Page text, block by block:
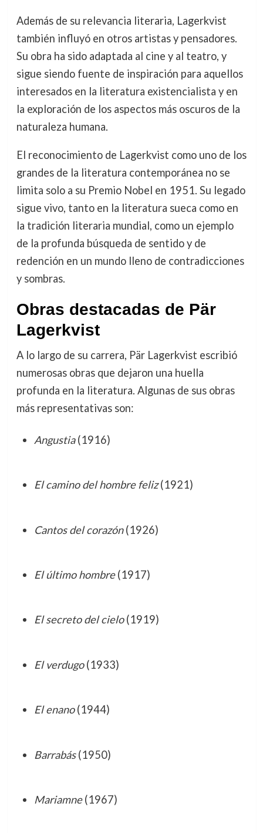
Además de su relevancia literaria, Lagerkvist
también influyó en otros artistas y pensadores.
Su obra ha sido adaptada al cine y al teatro, y
sigue siendo fuente de inspiración para aquellos
interesados en la literatura existencialista y en
la exploración de los aspectos más oscuros de la
naturaleza humana.
El reconocimiento de Lagerkvist como uno de los
grandes de la literatura contemporánea no se
limita solo a su Premio Nobel en 1951. Su legado
sigue vivo, tanto en la literatura sueca como en
la tradición literaria mundial, como un ejemplo
de la profunda búsqueda de sentido y de
redención en un mundo lleno de contradicciones
y sombras.
Obras destacadas de Pär
Lagerkvist
A lo largo de su carrera, Pär Lagerkvist escribió
numerosas obras que dejaron una huella
profunda en la literatura. Algunas de sus obras
más representativas son:
Angustia(1916)
El camino del hombre feliz(1921)
Cantos del corazón(1926)
El último hombre(1917)
El secreto del cielo(1919)
El verdugo(1933)
El enano(1944)
Barrabás(1950)
Mariamne(1967)